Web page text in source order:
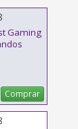
Gaming
Comprar